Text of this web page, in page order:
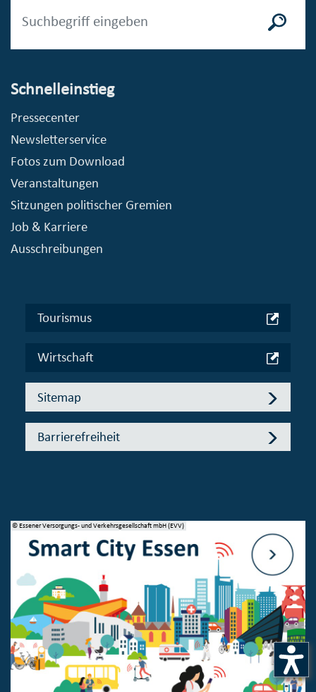
Schnelleinstieg
Pressecenter
Newsletterservice
Fotos zum Download
Veranstaltungen
Sitzungen politischer Gremien
Job & Karriere
Ausschreibungen
Tourismus
Wirtschaft
Sitemap
Barrierefreiheit
© Essener Versorgungs- und Verkehrsgesellschaft mbH (EVV)